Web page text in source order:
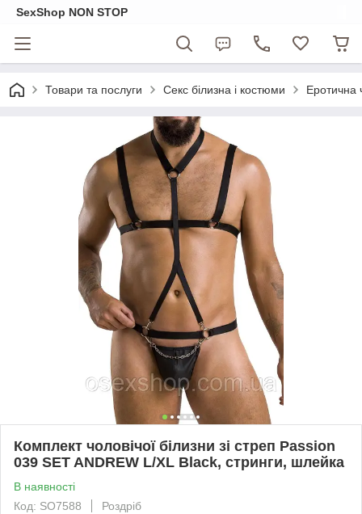
SexShop NON STOP
Товари та послуги Секс білизна і костюми Еротична
Комплект чоловічої білизни зі стреп Passion
039 SET ANDREW L/XL Black, стринги, шлейка
В наявності
Код: SO7588
Роздріб